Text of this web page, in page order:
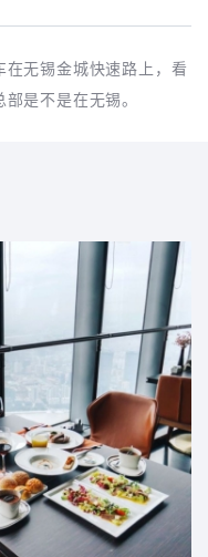
无锡金城快速路上，看
是不是在无锡。